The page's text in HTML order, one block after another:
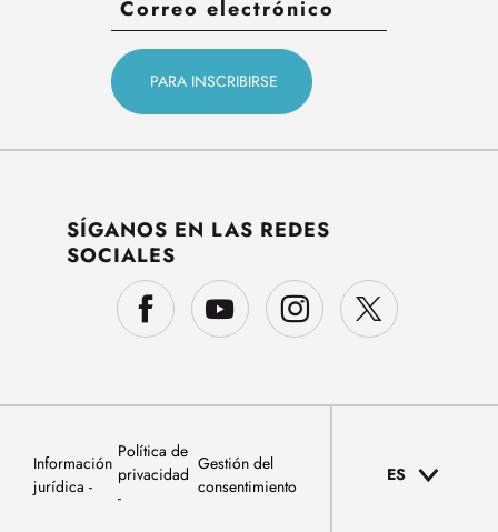
SÍGANOS EN LAS REDES
SOCIALES
Información
jurídica
Política de
privacidad
Gestión del
consentimiento
ES